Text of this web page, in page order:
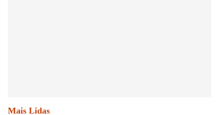
Mais Lidas